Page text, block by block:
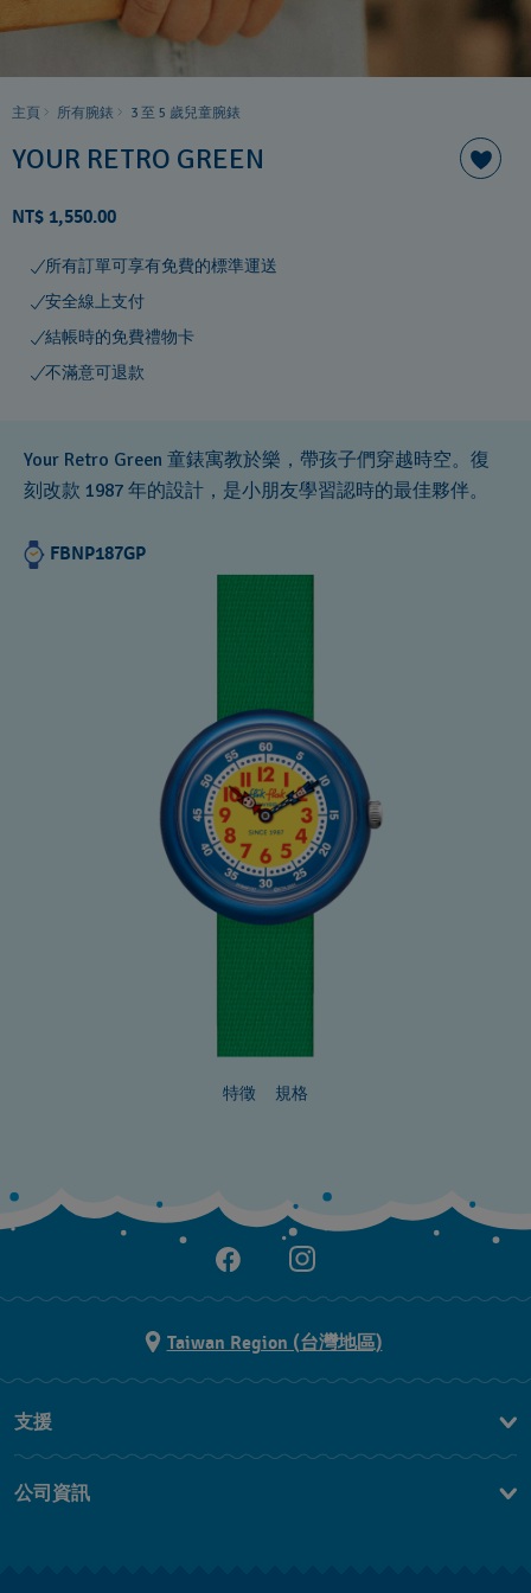
主頁 所有腕錶 3 至 5 歲兒童腕錶
YOUR RETRO GREEN
NT$ 1,550.00
所有訂單可享有免費的標準運送
安全線上支付
結帳時的免費禮物卡
不滿意可退款
Your Retro Green 童錶寓教於樂，帶孩子們穿越時空。復
刻改款 1987 年的設計，是小朋友學習認時的最佳夥伴。
FBNP187GP
特徵 規格
Taiwan Region (台灣地區)
支援
常見問題解答
公司資訊